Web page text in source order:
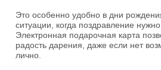
Это особенно удобно в дни
ситуации, когда поздравление
Электронная подарочная карта
радость дарения, даже если нет
лично.